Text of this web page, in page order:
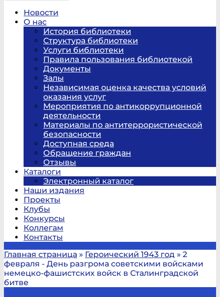
Новости
О нас
История библиотеки
Структура библиотеки
Услуги библиотеки
Правила пользования библиотекой
Документы
Залы
Независимая оценка качества условий
оказания услуг
Мероприятия по антикоррупционной
деятельности
Материалы по антитеррористической
безопасности
Доступная среда
Обращение граждан
Отзывы
Каталоги
Электронный каталог
Наши издания
Проекты
Клубы
Конкурсы
Коллегам
Контакты
Главная страница » Героический 1943 год » 2
февраля - День разгрома советскими войсками
немецко-фашистских войск в Сталинградской
битве